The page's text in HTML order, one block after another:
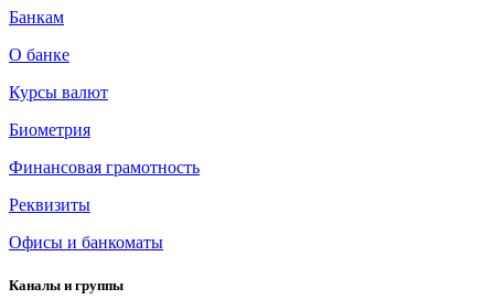
Банкам
О банке
Курсы валют
Биометрия
Финансовая грамотность
Реквизиты
Офисы и банкоматы
Каналы и группы